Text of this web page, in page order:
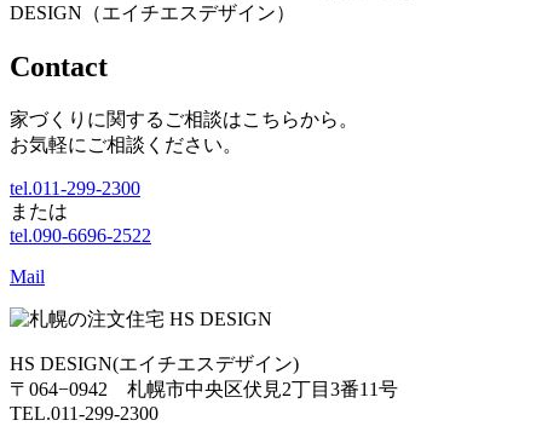
DESIGN（エイチエスデザイン）
Contact
家づくりに関するご相談はこちらから。
お気軽にご相談ください。
tel.011-299-2300
または
tel.090-6696-2522
Mail
HS DESIGN(エイチエスデザイン)
〒064−0942 札幌市中央区伏見2丁目3番11号
TEL.011-299-2300